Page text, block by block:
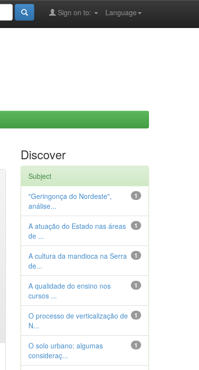
Language
Sign on to:
Discover
Subject
1
"Geringonça do Nordeste",
análise...
1
A atuação do Estado nas áreas
de ...
1
A cultura da mandioca na Serra
de...
1
A qualidade do ensino nos
cursos ...
1
O processo de verticalização de
N...
1
O solo urbano: algumas
consideraç...